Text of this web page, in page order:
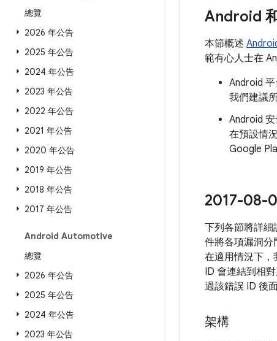
總覽
2026 年公告
2025 年公告
2024 年公告
2023 年公告
2022 年公告
2021 年公告
2020 年公告
2019 年公告
2018 年公告
2017 年公告
Android Automotive
總覽
2026 年公告
2025 年公告
2024 年公告
2023 年公告
Android
本節概述
範有心人士在
Android
我們建議
Android
在預設情
Google
2017-08-
下列各節將詳
件將各項漏洞分
在適用情況下，
ID 會連結到相
過該錯誤 ID 後
架構